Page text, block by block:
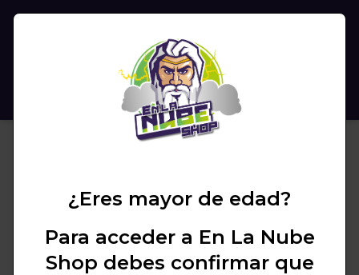
¿Eres mayor de edad?
Para acceder a En La Nube
Shop debes confirmar que